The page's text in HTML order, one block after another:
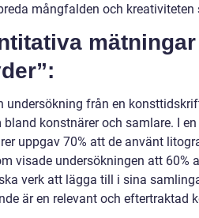
mångfalden och
undersökning från en
bland konstnärer och samlare. I
uppgav 70% att de använt
visade undersökningen att 60%
verk att lägga till i sina
är en relevant och eftertraktad